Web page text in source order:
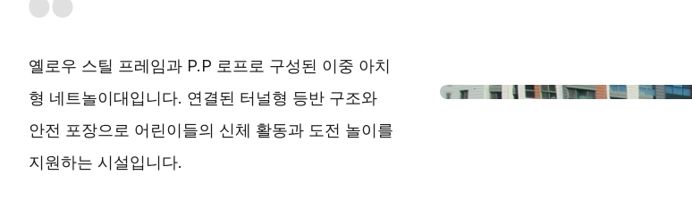
옐로우 스틸 프레임과 P.P 로프로 구성된 이중 아치
형 네트놀이대입니다. 연결된 터널형 등반 구조와
안전 포장으로 어린이들의 신체 활동과 도전 놀이를
지원하는 시설입니다.